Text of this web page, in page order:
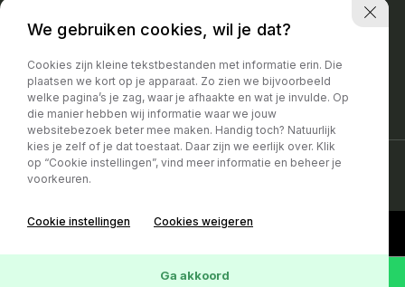
1161ACZwanenburg
info@autohan.nl
Openingstijden
Geopend op afspraak. Eventueel
ook in de avond
Privacy policy
We gebruiken cookies, wil je dat?
Cookies zijn kleine tekstbestanden met informatie erin. Die
plaatsen we kort op je apparaat. Zo zien we bijvoorbeeld
welke pagina’s je zag, waar je afhaakte en wat je invulde. Op
die manier hebben wij informatie waar we jouw
websitebezoek beter mee maken. Handig toch? Natuurlijk
kies je zelf of je dat toestaat. Daar zijn we eerlijk over. Klik
op “Cookie instellingen”, vind meer informatie en beheer je
voorkeuren.
Cookie instellingen Cookies weigeren
Ga akkoord